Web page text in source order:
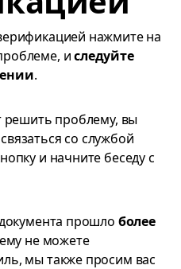
нажмите на
иследуйте
.
решить проблему, вы
со службой
и начните беседу с
прошло более
не можете
мы также просим вас